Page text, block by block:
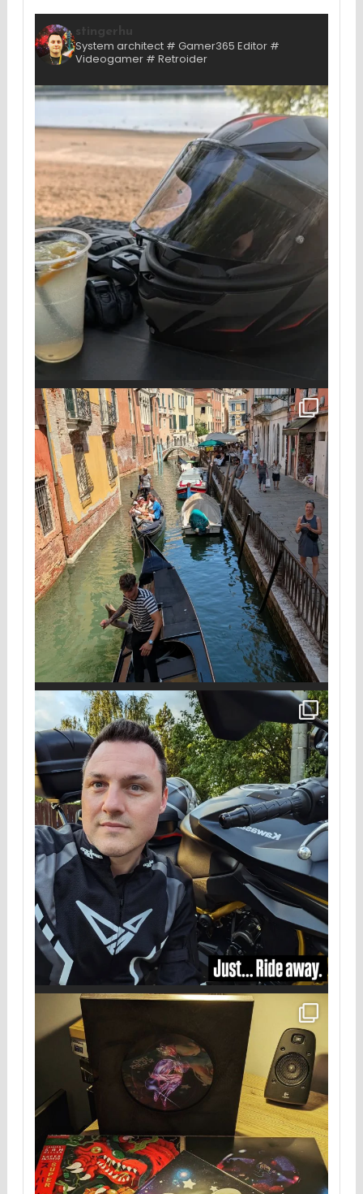
System architect # Gamer365 Editor #
Videogamer # Retroider